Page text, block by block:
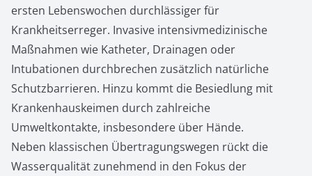
ersten Lebenswochen durchlässiger für
Krankheitserreger. Invasive intensivmedizinische
Maßnahmen wie Katheter, Drainagen oder
Intubationen durchbrechen zusätzlich natürliche
Schutzbarrieren. Hinzu kommt die Besiedlung mit
Krankenhauskeimen durch zahlreiche
Umweltkontakte, insbesondere über Hände.
Neben klassischen Übertragungswegen rückt die
Wasserqualität zunehmend in den Fokus der